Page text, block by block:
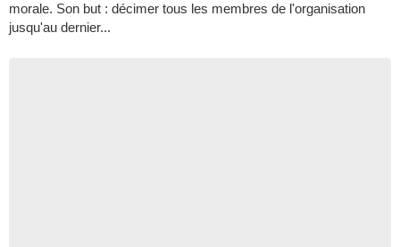
morale. Son but : décimer tous les membres de l'organisation
jusqu'au dernier...